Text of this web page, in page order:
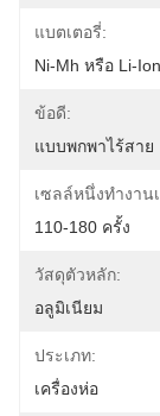
แบตเตอรี่:
Ni-Mh หรือ Li-
ข้อดี:
แบบพกพาไร้สาย
เซลล์หนึ่งทำงาน
110-180 ครั้ง
วัสดุตัวหลัก:
อลูมิเนียม
ประเภท:
เครื่องห่อ